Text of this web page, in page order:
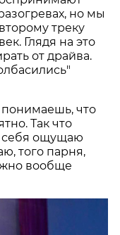
но мы
треку
Глядя на это
от драйва.
понимаешь, что
Так что
себя ощущаю
того парня,
вообще